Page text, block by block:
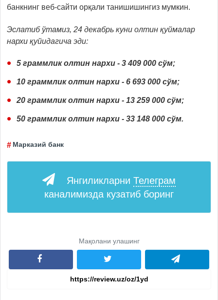
банкнинг веб-сайти орқали танишишингиз мумкин.
Эслатиб ўтамиз, 24 декабрь куни олтин қуймалар
нархи қуйидагича эди:
5 граммлик олтин нархи - 3 409 000 сўм;
10 граммлик олтин нархи - 6 693 000 сўм;
20 граммлик олтин нархи - 13 259 000 сўм;
50 граммлик олтин нархи - 33 148 000 сўм.
Марказий банк
Янгиликларни Телеграм
каналимизда кузатиб боринг
Мақолани улашинг